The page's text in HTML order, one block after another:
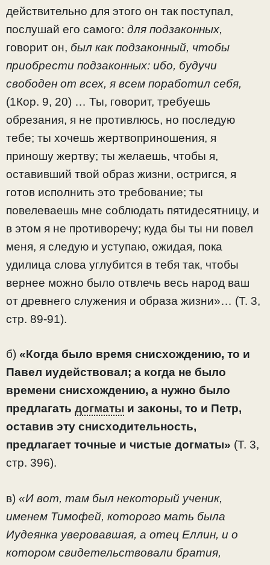
действительно для этого он так поступал,
послушай его самого: для подзаконных,
говорит он, был как подзаконный, чтобы
приобрести подзаконных: ибо, будучи
свободен от всех, я всем поработил себя,
(1Кор. 9, 20) … Ты, говорит, требуешь
обрезания, я не противлюсь, но последую
тебе; ты хочешь жертвоприношения, я
приношу жертву; ты желаешь, чтобы я,
оставивший твой образ жизни, остригся, я
готов исполнить это требование; ты
повелеваешь мне соблюдать пятидесятницу, и
в этом я не противоречу; куда бы ты ни повел
меня, я следую и уступаю, ожидая, пока
удилица слова углубится в тебя так, чтобы
вернее можно было отвлечь весь народ ваш
от древнего служения и образа жизни»… (Т. 3,
стр. 89-91).
б) «Когда было время снисхождению, то и
Павел иудействовал; а когда не было
времени снисхождению, а нужно было
предлагать догматы и законы, то и Петр,
оставив эту снисходительность,
предлагает точные и чистые догматы» (Т. 3,
стр. 396).
в) «И вот, там был некоторый ученик,
именем Тимофей, которого мать была
Иудеянка уверовавшая, а отец Еллин, и о
котором свидетельствовали братия,